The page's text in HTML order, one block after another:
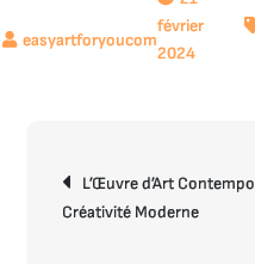
février
2024
de
l’article
L’Œuvre d’Art
Créativité Moderne